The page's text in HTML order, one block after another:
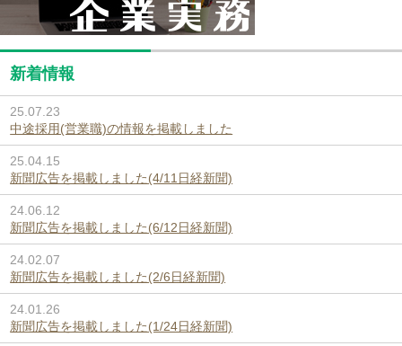
新着情報
25.07.23
中途採用(営業職)の情報を掲載しました
25.04.15
新聞広告を掲載しました(4/11日経新聞)
24.06.12
新聞広告を掲載しました(6/12日経新聞)
24.02.07
新聞広告を掲載しました(2/6日経新聞)
24.01.26
新聞広告を掲載しました(1/24日経新聞)